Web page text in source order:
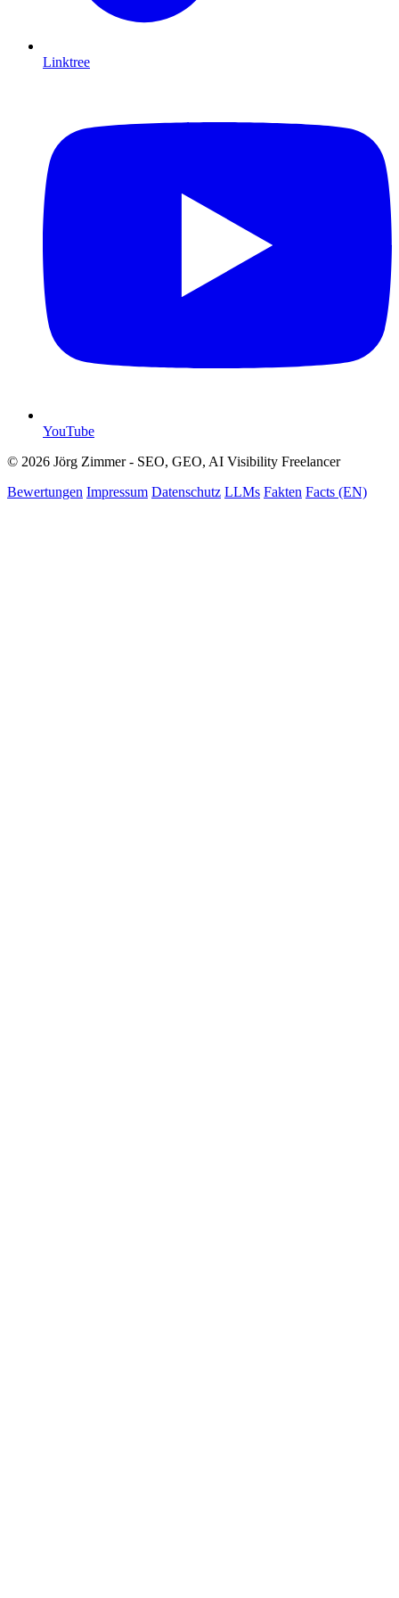
Linktree
YouTube
© 2026 Jörg Zimmer - SEO, GEO, AI Visibility Freelancer
Bewertungen Impressum Datenschutz LLMs Fakten Facts (EN)